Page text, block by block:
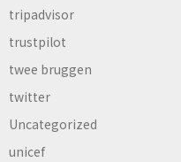
tripadvisor
trustpilot
twee bruggen
twitter
Uncategorized
unicef